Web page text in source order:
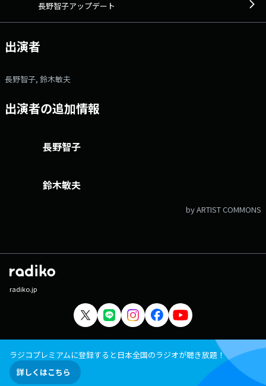
ャーなど様々なジャンルのスペシャルストともにお送りするニュース情報
く！世の中の動きを知り、次の一歩を考える共創型ラジオです。 文
化放送公式X（旧Twitter）アカウントは「@joqrpr」 文化放送公式X（旧
は 「https://www.facebook.com/1134joqr」 文化放送公式LINEは
「@joqr_916」
長野智子アップデート
出演者
長野智子, 鈴木敏夫
出演者の追加情報
長野智子
鈴木敏夫
by ARTIST COMMONS
radiko.jp
ラジコプレミアムに登録すると日本全国のラジオが聴き放題！
詳しくはこちら